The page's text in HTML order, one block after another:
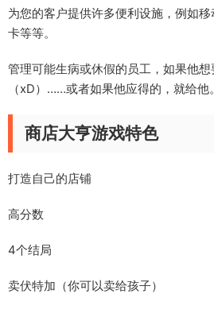
为您的客户提供许多便利设施，例如
卡等等。
管理可能生病或休假的员工，如果他
（xD）……或者如果他应得的，就给他。
商店大亨游戏特色
打造自己的店铺
高分数
4个结局
卖伏特加（你可以卖给孩子）